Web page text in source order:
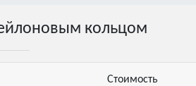
кольцом
Стоимость